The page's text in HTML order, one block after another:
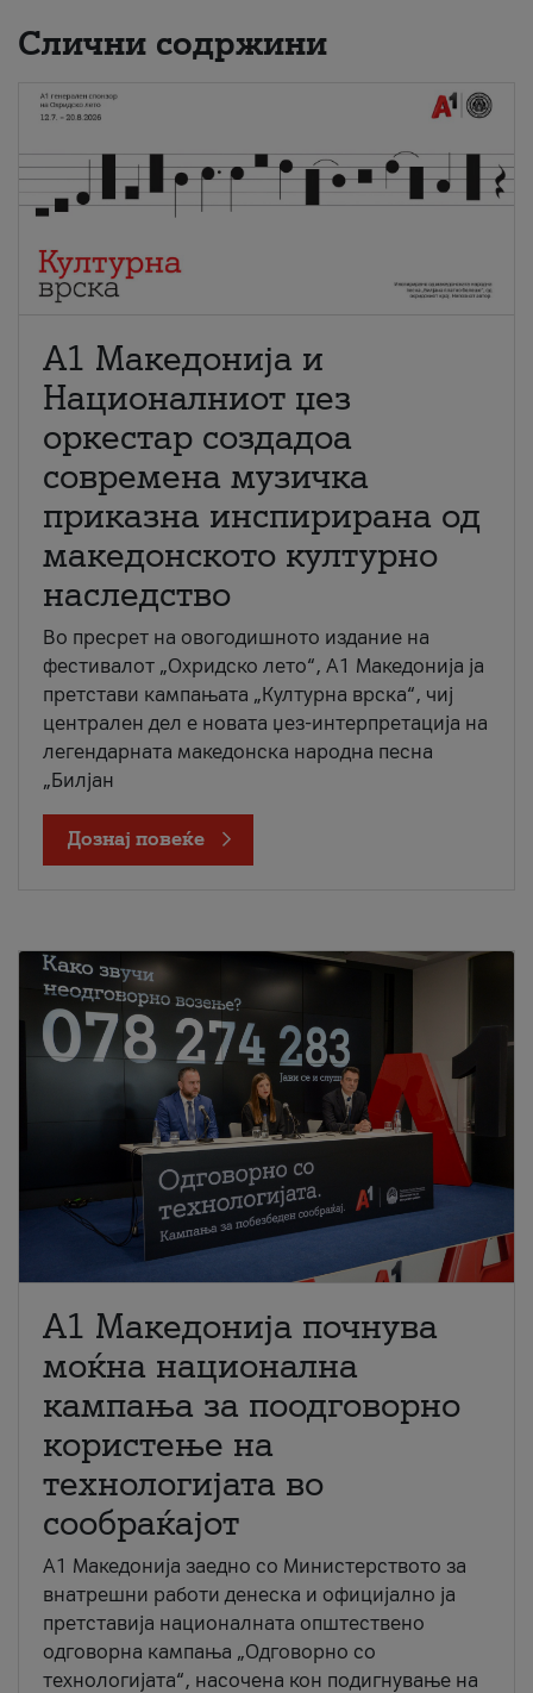
Слични содржини
А1 Македонија и
Националниот џез
оркестар создадоа
современа музичка
приказна инспирирана од
македонското културно
наследство
Во пресрет на овогодишното издание на
фестивалот „Охридско лето“, А1 Македонија ја
претстави кампањата „Културна врска“, чиј
централен дел е новата џез-интерпретација на
легендарната македонска народна песна
„Билјан
Дознај повеќе
A1 Македонија почнува
моќна национална
кампања за поодговорно
користење на
технологијата во
сообраќајот
A1 Македонија заедно со Министерството за
внатрешни работи денеска и официјално ја
претставија националната општествено
одговорна кампања „Одговорно со
технологијата“, насочена кон подигнување на